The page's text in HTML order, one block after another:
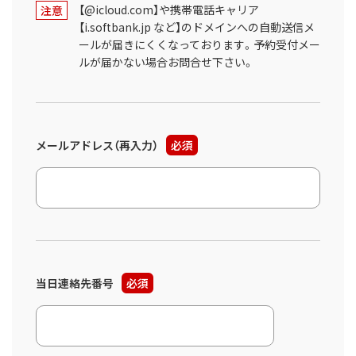
注意
【@icloud.com】や携帯電話キャリア
【i.softbank.jp など】のドメインへの自動送信メ
ールが届きにくくなっております。予約受付メー
ルが届かない場合お問合せ下さい。
メールアドレス（再入力） 必須
当日連絡先番号 必須